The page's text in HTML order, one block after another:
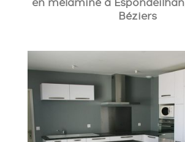
en mélaminé à
Béziers